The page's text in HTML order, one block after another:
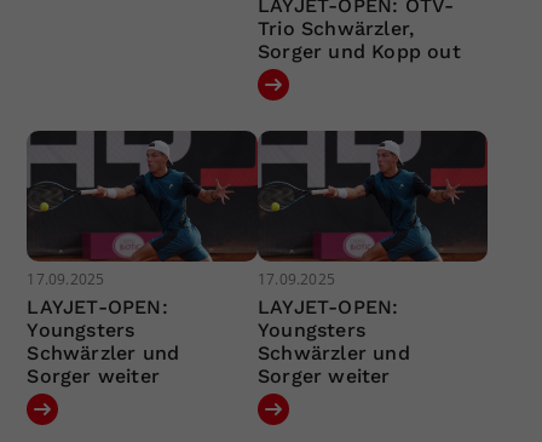
LAYJET-OPEN: ÖTV-
Trio Schwärzler,
Sorger und Kopp out
17.09.2025
LAYJET-OPEN:
Youngsters
Schwärzler und
Sorger weiter
17.09.2025
LAYJET-OPEN:
Youngsters
Schwärzler und
Sorger weiter